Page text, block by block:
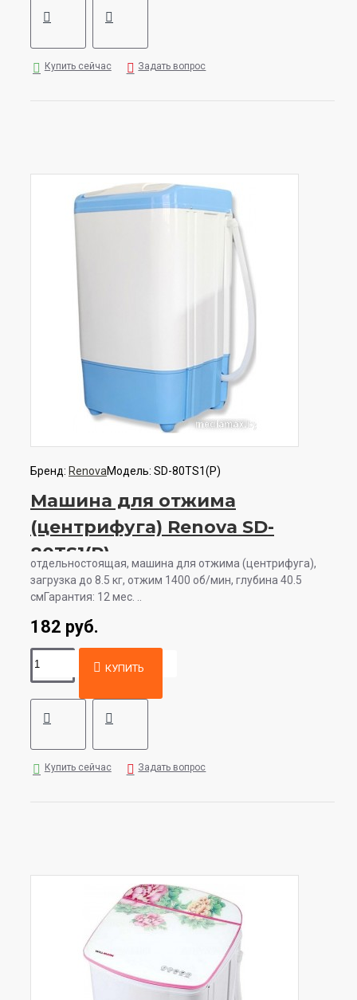
Купить сейчас Задать вопрос
Бренд: RenovaМодель: SD-80TS1(P)
Машина для отжима
(центрифуга) Renova SD-
80TS1(P)
отдельностоящая, машина для отжима (центрифуга),
загрузка до 8.5 кг, отжим 1400 об/мин, глубина 40.5
смГарантия: 12 мес. ..
182 руб.
КУПИТЬ
Купить сейчас Задать вопрос